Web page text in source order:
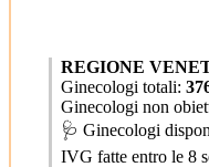
REGIONE
Ginecologi totali:
Ginecologi non
🩺 Ginecologi
IVG fatte entro le 8